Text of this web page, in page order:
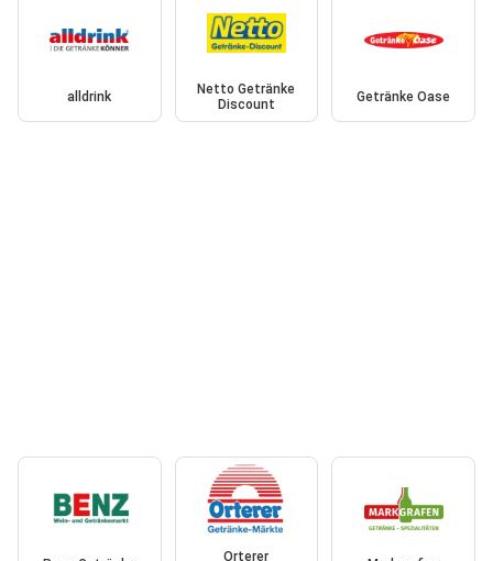
alldrink
Netto Getränke
Discount
Getränke Oase
Orterer